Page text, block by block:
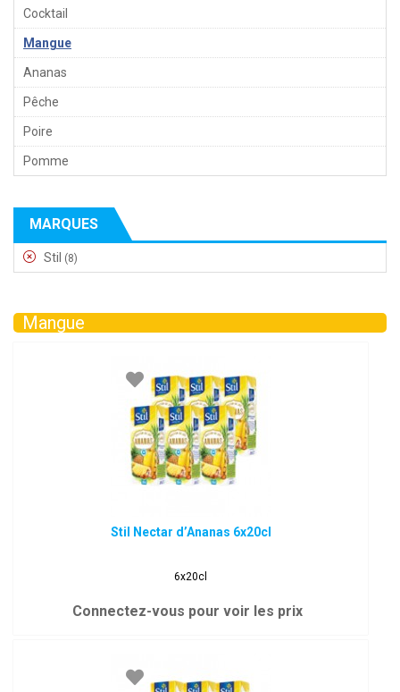
Cocktail
Mangue
Ananas
Pêche
Poire
Pomme
MARQUES
Stil (8)
Mangue
Stil Nectar d’Ananas 6x20cl
6x20cl
Connectez-vous pour voir les prix